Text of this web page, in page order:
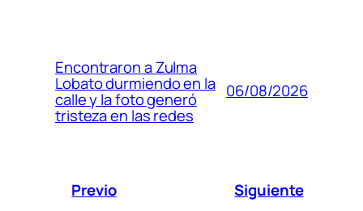
Encontraron a Zulma
Lobato durmiendo en la
calle y la foto generó
tristeza en las redes
06/08/2026
Previo Siguiente